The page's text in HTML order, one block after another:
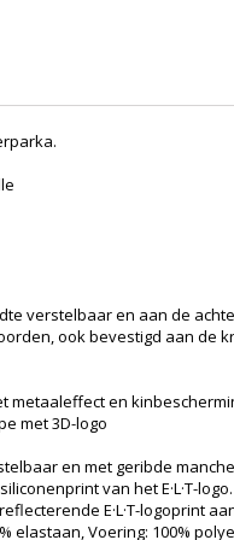
verstelbaar en aan de
ook bevestigd aan de
metaaleffect en
met 3D-logo
en met geribde
van het E·L·T-logo.
E·L·T-logoprint
elastaan, Voering: 100%